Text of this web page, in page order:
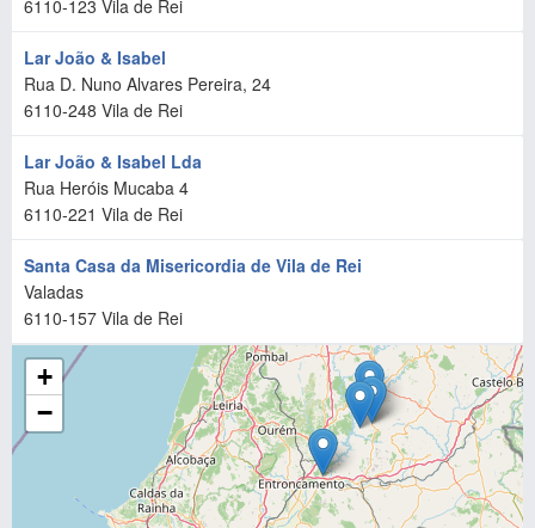
6110-123 Vila de Rei
Lar João & Isabel
Rua D. Nuno Alvares Pereira, 24
6110-248 Vila de Rei
Lar João & Isabel Lda
Rua Heróis Mucaba 4
6110-221 Vila de Rei
Santa Casa da Misericordia de Vila de Rei
Valadas
6110-157 Vila de Rei
+
−